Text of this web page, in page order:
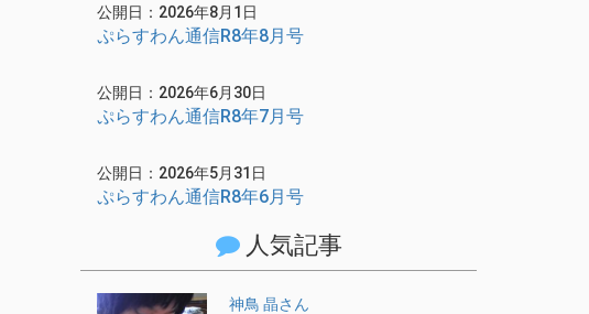
公開日：2026年8月1日
ぷらすわん通信R8年8月号
公開日：2026年6月30日
ぷらすわん通信R8年7月号
公開日：2026年5月31日
ぷらすわん通信R8年6月号
人気記事
神鳥 晶さん